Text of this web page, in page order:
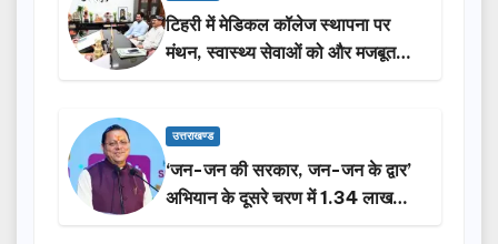
टिहरी में मेडिकल कॉलेज स्थापना पर
मंथन, स्वास्थ्य सेवाओं को और मजबूत
करेगी सरकार: मुख्यमंत्री धामी…
उत्तराखण्ड
‘जन-जन की सरकार, जन-जन के द्वार’
अभियान के दूसरे चरण में 1.34 लाख
लोगों की भागीदारी…